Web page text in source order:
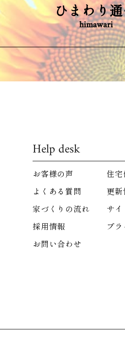
ひまわり
himawari
Help desk
お客様の声
よくある質問
家づくりの流れ
採用情報
お問い合わせ
住
更
サ
プ